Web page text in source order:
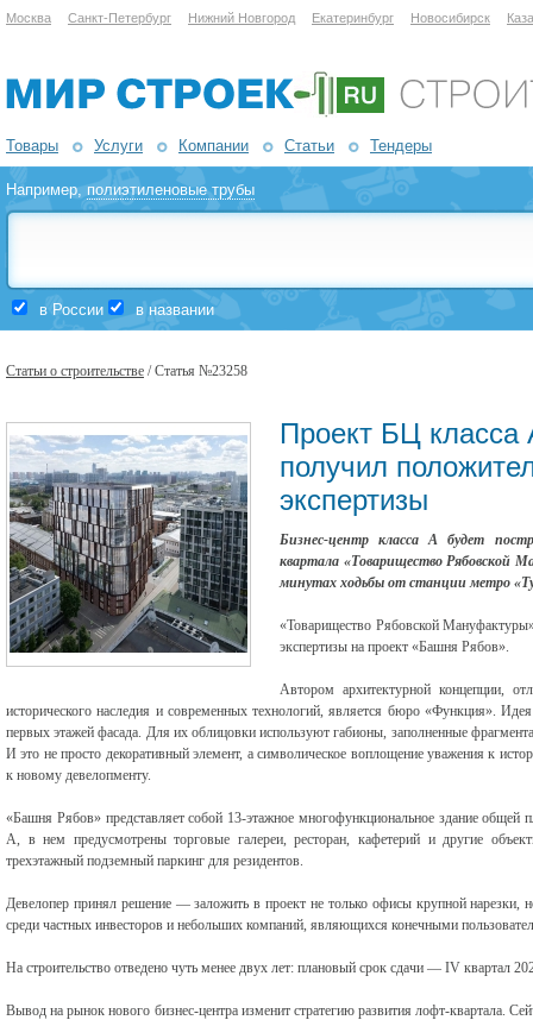
Москва Санкт-Петербург Нижний Новгород Екатеринбург Новосибирск
Товары Услуги Компании Статьи Тендеры
Например,полиэтиленовые трубы
в России в названии
Статьи о строительстве / Статья №23258
Проект БЦ
получил
экспертизы
Бизнес-центр класса А будет
квартала «Товарищество Рябовской
минутах ходьбы от станции метро
«Товарищество Рябовской
экспертизы на проект «Башня Рябов».
Автором архитектурной концепции,
исторического наследия и современных технологий, является бюро «Функция».
первых этажей фасада. Для их облицовки используют габионы, заполненные
И это не просто декоративный элемент, а символическое воплощение уважения к
к новому девелопменту.
«Башня Рябов» представляет собой 13-этажное многофункциональное здание
А, в нем предусмотрены торговые галереи, ресторан, кафетерий и другие
трехэтажный подземный паркинг для резидентов.
Девелопер принял решение — заложить в проект не только офисы крупной нарезки,
среди частных инвесторов и небольших компаний, являющихся конечными
На строительство отведено чуть менее двух лет: плановый срок сдачи — IV квартал
Вывод на рынок нового бизнес-центра изменит стратегию развития лофт-квартала.